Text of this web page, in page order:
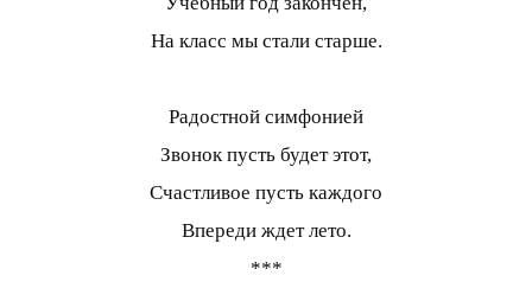
На класс мы стали старше.
Радостной симфонией
Звонок пусть будет этот,
Счастливое пусть каждого
Впереди ждет лето.
***